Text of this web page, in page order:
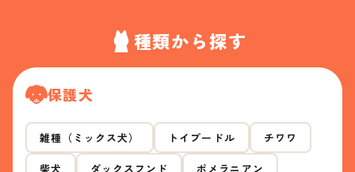
種類から探す
保護犬
雑種（ミックス犬） トイプードル チワワ
柴犬 ダックスフンド ポメラニアン